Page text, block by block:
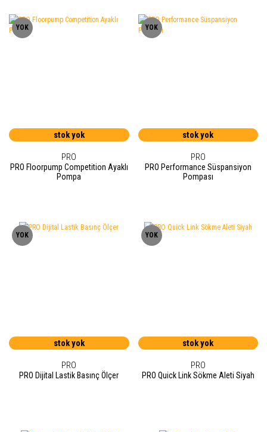
YOK
stok yok
PRO
PRO Floorpump Competition Ayaklı
Pompa
YOK
stok yok
PRO
PRO Performance Süspansiyon
Pompası
YOK
stok yok
PRO
PRO Dijital Lastik Basınç Ölçer
YOK
stok yok
PRO
PRO Quick Link Sökme Aleti Siyah